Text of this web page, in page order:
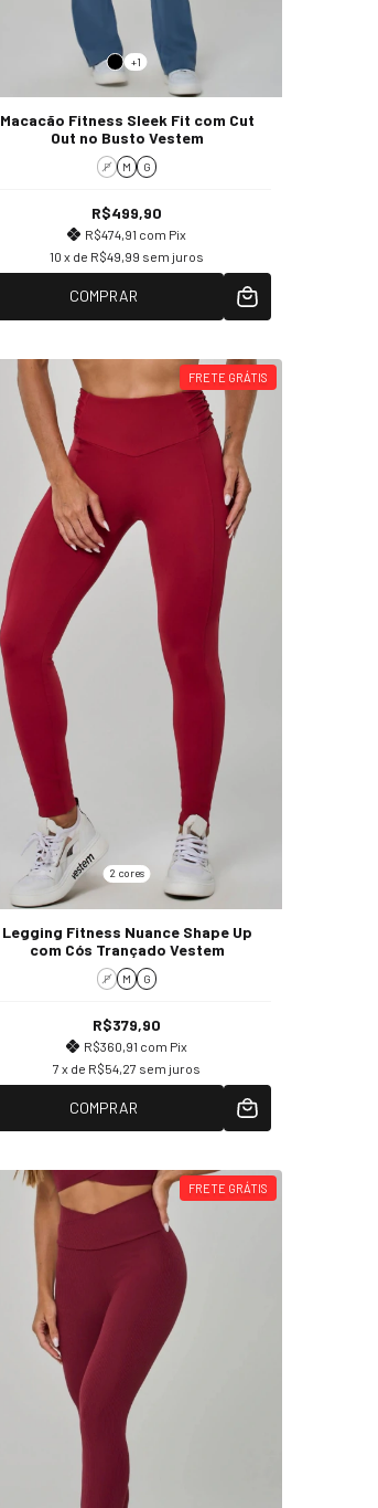
+1
Macacão Fitness Sleek Fit com Cut
Out no Busto Vestem
P M G
R$499,90
R$474,91 com Pix
10 x de R$49,99 sem juros
COMPRAR
FRETE GRÁTIS
2 cores
Legging Fitness Nuance Shape Up
com Cós Trançado Vestem
P M G
R$379,90
R$360,91 com Pix
7 x de R$54,27 sem juros
COMPRAR
FRETE GRÁTIS